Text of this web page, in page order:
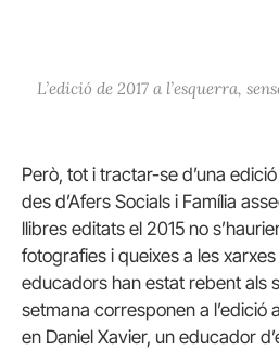
L’edició de 2017 a l’esquerra,
Però, tot i tractar-se d’una
des d’Afers Socials i Família
llibres editats el 2015 no
fotografies i queixes a les
educadors han estat rebent als
setmana corresponen a l’edició
en Daniel Xavier, un educador